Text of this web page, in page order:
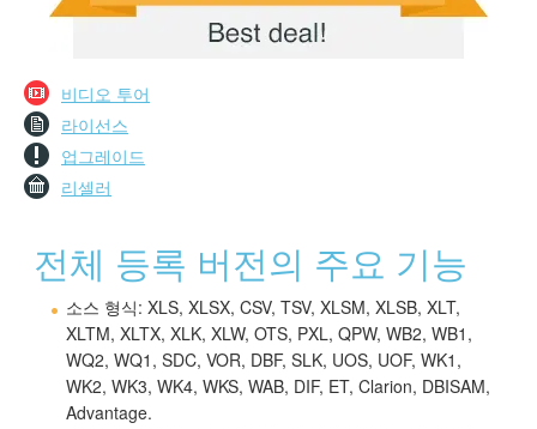
비디오 투어
라이선스
업그레이드
리셀러
전체 등록 버전의 주요 기능
소스 형식: XLS, XLSX, CSV, TSV, XLSM, XLSB, XLT,
XLTM, XLTX, XLK, XLW, OTS, PXL, QPW, WB2, WB1,
WQ2, WQ1, SDC, VOR, DBF, SLK, UOS, UOF, WK1,
WK2, WK3, WK4, WKS, WAB, DIF, ET, Clarion, DBISAM,
Advantage.